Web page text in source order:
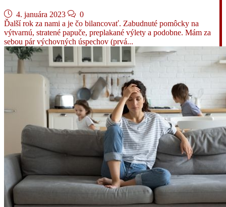
4. januára 2023
0
Ďalší rok za nami a je čo bilancovať. Zabudnuté pomôcky na
výtvarnú, stratené papuče, preplakané výlety a podobne. Mám za
sebou pár výchovných úspechov (prvá...